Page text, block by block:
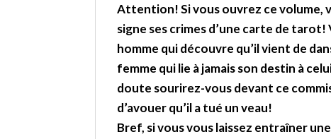
Attention! Si vous ouvrez ce volume,
signe ses crimes d’une carte de
homme qui découvre qu’il vient de
femme qui lie à jamais son destin à
doute sourirez-vous devant ce
d’avouer qu’il a tué un veau!
Bref, si vous vous laissez entraîner